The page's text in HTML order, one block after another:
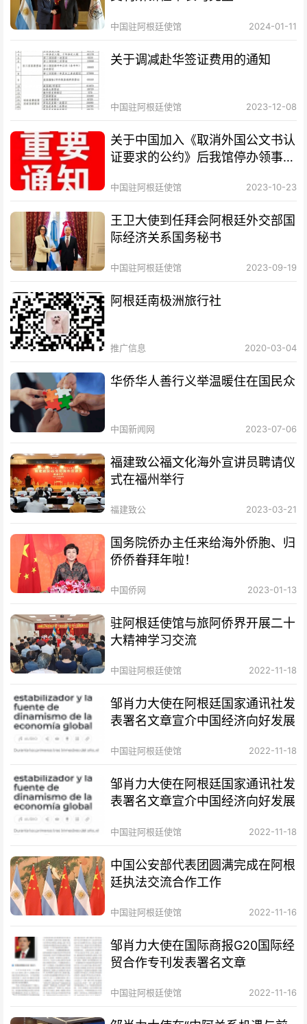
中国驻阿根廷使馆 2024-01-11
关于调减赴华签证费用的通知
中国驻阿根廷使馆 2023-12-08
关于中国加入《取消外国公文书认
证要求的公约》后我馆停办领事认
中国驻阿根廷使馆 2023-10-23
王卫大使到任拜会阿根廷外交部国
际经济关系国务秘书
中国驻阿根廷使馆 2023-09-19
阿根廷南极洲旅行社
推广信息 2020-03-04
华侨华人善行义举温暖住在国民众
中国新闻网 2023-07-06
福建致公福文化海外宣讲员聘请仪
式在福州举行
福建致公 2023-03-21
国务院侨办主任来给海外侨胞、归
侨侨眷拜年啦！
中国侨网 2023-01-13
驻阿根廷使馆与旅阿侨界开展二十
大精神学习交流
中国驻阿根廷使馆 2022-11-18
邹肖力大使在阿根廷国家通讯社发
表署名文章宣介中国经济向好发展
中国驻阿根廷使馆 2022-11-18
邹肖力大使在阿根廷国家通讯社发
表署名文章宣介中国经济向好发展
中国驻阿根廷使馆 2022-11-18
中国公安部代表团圆满完成在阿根
廷执法交流合作工作
中国驻阿根廷使馆 2022-11-16
邹肖力大使在国际商报G20国际经
贸合作专刊发表署名文章
中国驻阿根廷使馆 2022-11-16